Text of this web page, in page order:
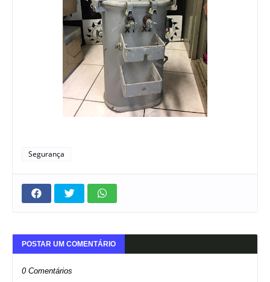
Segurança
POSTAR UM COMENTÁRIO
0 Comentários